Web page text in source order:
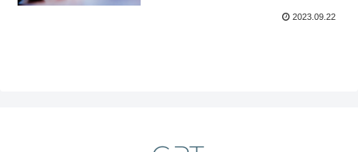
2023.09.22